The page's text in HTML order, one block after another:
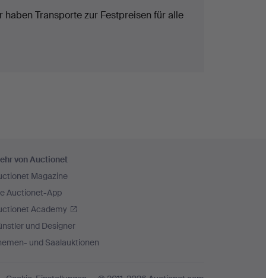
Transporte zur Festpreisen für alle
von Auctionet
Magazine
Auctionet-App
Academy
und Designer
und Saalauktionen